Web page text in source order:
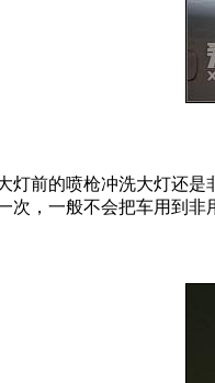
灯前的喷枪冲洗大灯还
次，一般不会把车用到